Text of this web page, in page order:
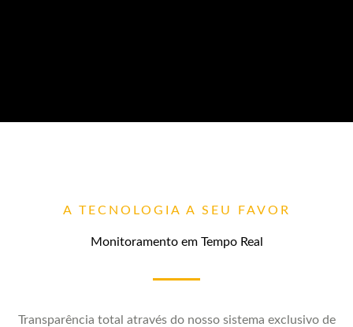
A TECNOLOGIA A SEU FAVOR
Monitoramento em Tempo Real
Transparência total através do nosso sistema exclusivo de